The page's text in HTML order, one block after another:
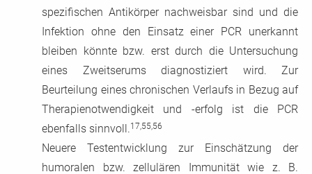
spezifischen Antikörper nachweisbar sind und die
Infektion ohne den Einsatz einer PCR unerkannt
bleiben könnte bzw. erst durch die Untersuchung
eines Zweitserums diagnostiziert wird. Zur
Beurteilung eines chronischen Verlaufs in Bezug auf
Therapienotwendigkeit und -erfolg ist die PCR
ebenfalls sinnvoll. 17,55,56
Neuere Testentwicklung zur Einschätzung der
humoralen bzw. zellulären Immunität wie z. B.